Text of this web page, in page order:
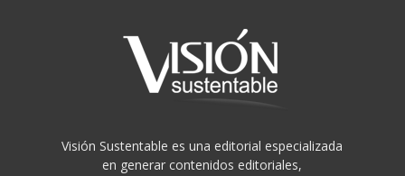
Visión Sustentable es una editorial especializada
en generar contenidos editoriales,